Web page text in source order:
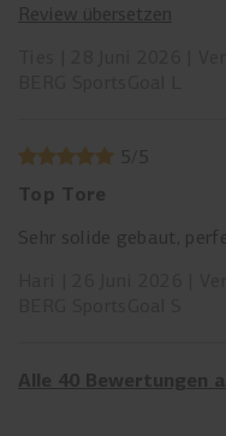
Review übersetzen
5 5
Top Tore
Sehr solide gebaut,
Alle 40 Bewertungen